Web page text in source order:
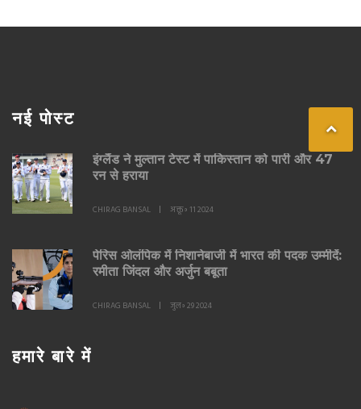
नई पोस्ट
इंग्लैंड ने मुल्तान टेस्ट में पाकिस्तान को पारी और 47
रन से हराया
CHIRAG BANSAL अक्तू॰ 11 2024
पेरिस ओलंपिक में निशानेबाजी में भारत की पदक उम्मीदें:
रमीता जिंदल और अर्जुन बबूता
CHIRAG BANSAL जुल॰ 29 2024
हमारे बारे में